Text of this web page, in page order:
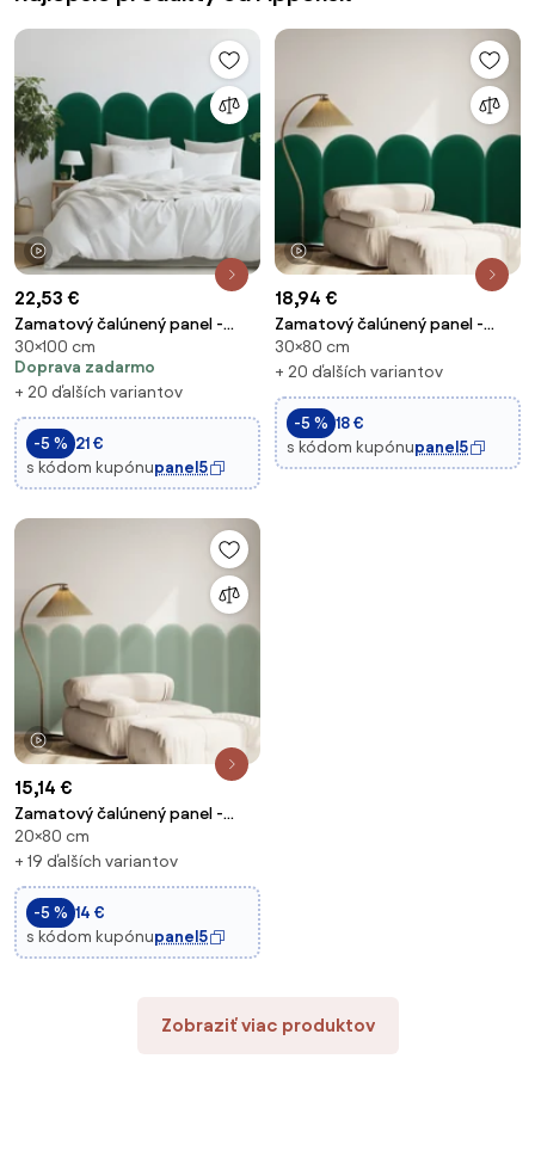
1 video
22,53 €
Zamatový čalúnený panel -
Oblúk - 30x100cm Farba:
Fľaškovozelená
30×100 cm
Doprava zadarmo
+ 20 ďalších variantov
-5 % 21 €
s kódom kupónupanel5
1 video
18,94 €
Zamatový čalúnený panel -
Oblúk - 30x80cm Farba:
Fľaškovozelená
30×80 cm
+ 20 ďalších variantov
-5 % 18 €
s kódom kupónupanel5
1 video
15,14 €
Zamatový čalúnený panel -
Oblúk - 20x80cm Farba: Mäta
20×80 cm
+ 19 ďalších variantov
-5 % 14 €
s kódom kupónupanel5
Zobraziť viac produktov